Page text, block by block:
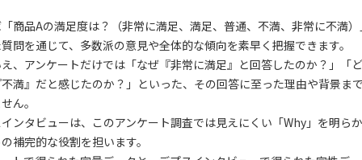
商品Aの満足度は？（非常に満足、満足、普通、不満、非常に不満
問を通じて、多数派の意見や全体的な傾向を素早く把握できます。
、アンケートだけでは「なぜ『非常に満足』と回答したのか？」「
満』だと感じたのか？」といった、その回答に至った理由や背景ま
ん。
ンタビューは、このアンケート調査では見えにくい「Why」を明ら
補完的な役割を担います。